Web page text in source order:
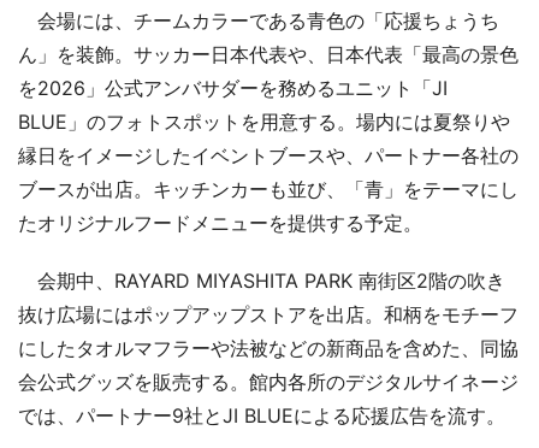
会場には、チームカラーである青色の「応援ちょうち
ん」を装飾。サッカー日本代表や、日本代表「最高の景色
を2026」公式アンバサダーを務めるユニット「JI
BLUE」のフォトスポットを用意する。場内には夏祭りや
縁日をイメージしたイベントブースや、パートナー各社の
ブースが出店。キッチンカーも並び、「青」をテーマにし
たオリジナルフードメニューを提供する予定。
会期中、RAYARD MIYASHITA PARK 南街区2階の吹き
抜け広場にはポップアップストアを出店。和柄をモチーフ
にしたタオルマフラーや法被などの新商品を含めた、同協
会公式グッズを販売する。館内各所のデジタルサイネージ
では、パートナー9社とJI BLUEによる応援広告を流す。